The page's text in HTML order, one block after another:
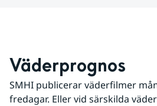
Väderprognos
SMHI publicerar väderfilmer
fredagar. Eller vid särskilda